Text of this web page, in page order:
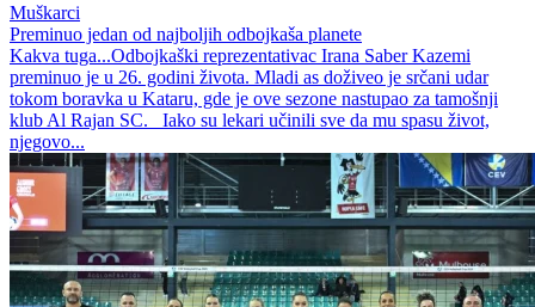
Muškarci
Preminuo jedan od najboljih odbojkaša planete
Kakva tuga...Odbojkaški reprezentativac Irana Saber Kazemi
preminuo je u 26. godini života. Mladi as doživeo je srčani udar
tokom boravka u Kataru, gde je ove sezone nastupao za tamošnji
klub Al Rajan SC. Iako su lekari učinili sve da mu spasu život,
njegovo...